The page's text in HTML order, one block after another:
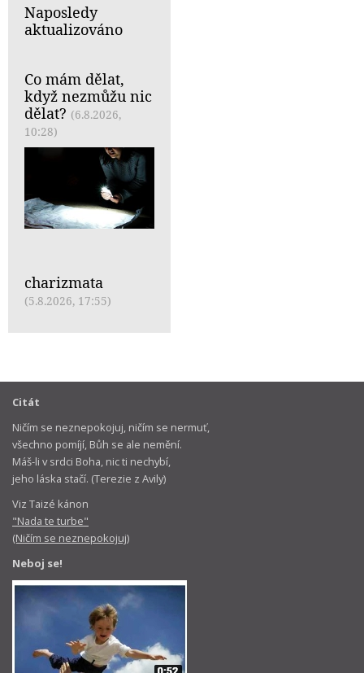
Naposledy
aktualizováno
Co mám dělat,
když nezmůžu nic
dělat? (6.8.2026,
10:28)
charizmata
(5.8.2026, 17:55)
Citát
Ničím se neznepokojuj, ničím se nermuť,
všechno pomíjí, Bůh se ale nemění.
Máš-li v srdci Boha, nic ti nechybí,
jeho láska stačí. (Terezie z Avily)
Viz Taizé kánon
"Nada te turbe"
(Ničím se neznepokojuj)
Neboj se!